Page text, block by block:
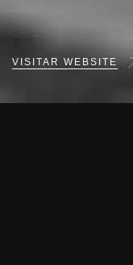
VISITAR WEBSITE